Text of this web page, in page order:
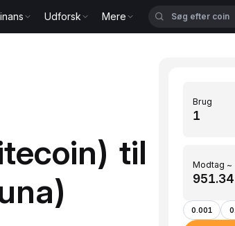
Udforsk Mere
til
Brug
Modtag ~
0.001